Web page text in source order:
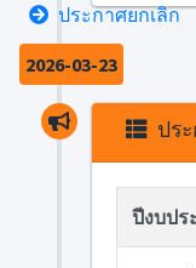
2026-03-23
ปร
ปีงบป
ประกาศยกเลิก